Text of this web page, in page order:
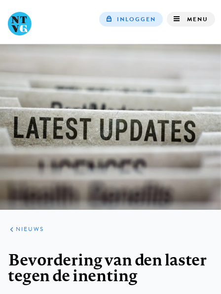
navigation
INLOGGEN MENU
ARTIKELEN
HET
KORT
NIEUWS
Bevordering van den laster
tegen de inenting